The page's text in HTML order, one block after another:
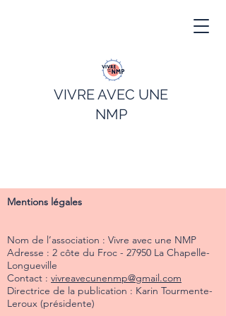
VIVRE AVEC UNE
NMP
Mentions légales
Nom de l’association : Vivre avec une NMP
Adresse : 2 côte du Froc - 27950 La Chapelle-
Longueville
Contact : vivreavecunenmp@gmail.com
Directrice de la publication : Karin Tourmente-
Leroux (présidente)